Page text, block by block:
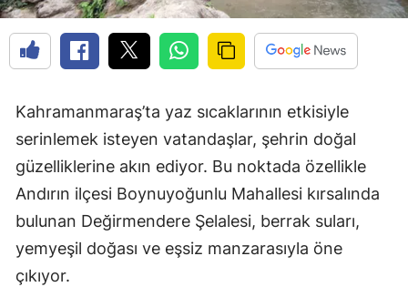
Kahramanmaraş’ta yaz sıcaklarının etkisiyle
serinlemek isteyen vatandaşlar, şehrin doğal
güzelliklerine akın ediyor. Bu noktada özellikle
Andırın ilçesi Boynuyoğunlu Mahallesi kırsalında
bulunan Değirmendere Şelalesi, berrak suları,
yemyeşil doğası ve eşsiz manzarasıyla öne
çıkıyor.